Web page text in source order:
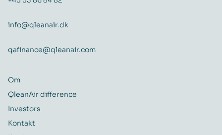
info@qleanair.dk
qafinance@qleanair.com
Om
QleanAir difference
Investors
Kontakt